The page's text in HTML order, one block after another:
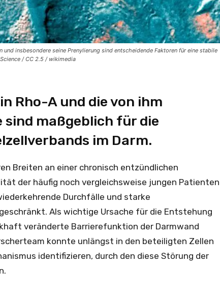
insbesondere seine Prenylierung sind entscheidende Faktoren für eine stabile
/ CC 2.5 / wikimedia
Rho-A und die von ihm
maßgeblich für die
im Darm.
Breiten an einer chronisch entzündlichen
der häufig noch vergleichsweise jungen Patienten
Durchfälle und starke
Als wichtige Ursache für die Entstehung
veränderte Barrierefunktion der Darmwand
konnte unlängst in den beteiligten Zellen
identifizieren, durch den diese Störung der